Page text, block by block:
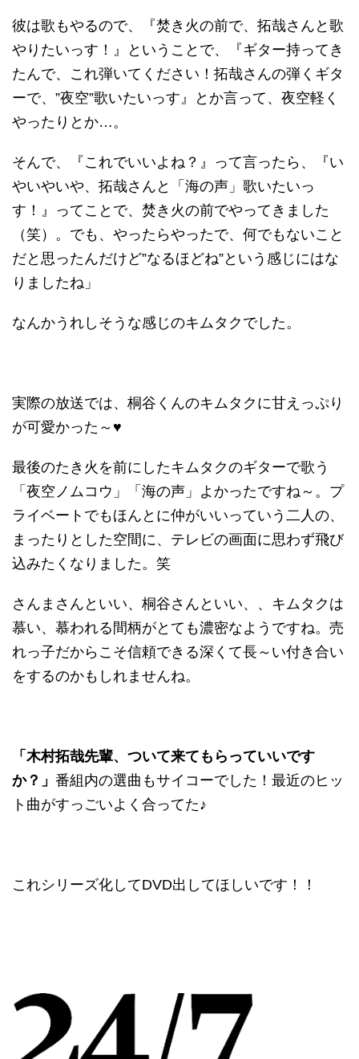
彼は歌もやるので、『焚き火の前で、拓哉さんと歌
やりたいっす！』ということで、『ギター持ってき
たんで、これ弾いてください！拓哉さんの弾くギタ
ーで、”夜空”歌いたいっす』とか言って、夜空軽く
やったりとか…。
そんで、『これでいいよね？』って言ったら、『い
やいやいや、拓哉さんと「海の声」歌いたいっ
す！』ってことで、焚き火の前でやってきました
（笑）。でも、やったらやったで、何でもないこと
だと思ったんだけど”なるほどね”という感じにはな
りましたね」
なんかうれしそうな感じのキムタクでした。
実際の放送では、桐谷くんのキムタクに甘えっぷり
が可愛かった～♥
最後のたき火を前にしたキムタクのギターで歌う
「夜空ノムコウ」「海の声」よかったですね～。プ
ライベートでもほんとに仲がいいっていう二人の、
まったりとした空間に、テレビの画面に思わず飛び
込みたくなりました。笑
さんまさんといい、桐谷さんといい、、キムタクは
慕い、慕われる間柄がとても濃密なようですね。売
れっ子だからこそ信頼できる深くて長～い付き合い
をするのかもしれませんね。
「木村拓哉先輩、ついて来てもらっていいです
か？」 番組内の選曲もサイコーでした！最近のヒッ
ト曲がすっごいよく合ってた♪
これシリーズ化してDVD出してほしいです！！